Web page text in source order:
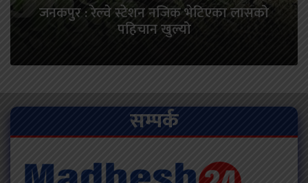
जनकपुर : रेल्वे स्टेशन नजिक भेटिएका लासको
पहिचान खुल्यो
सम्पर्क